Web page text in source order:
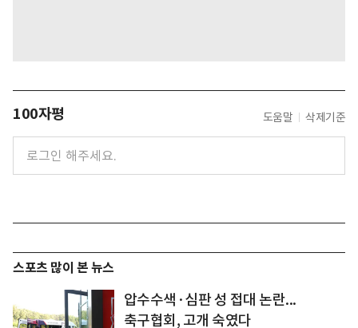
100자평 도움말 삭제기준
스포츠 많이 본 뉴스
압수수색·심판 성 접대 논란...
축구협회, 고개 숙였다